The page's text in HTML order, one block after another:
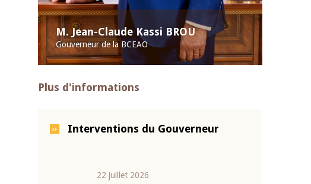
M. Jean-Claude Kassi BROU
Gouverneur de la BCEAO
Plus d'informations
Interventions du Gouverneur
22 juillet 2026